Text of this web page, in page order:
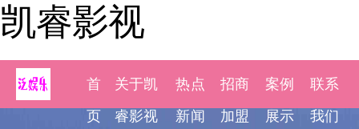
凯睿影视
首
页
关于凯
睿影视
热点
新闻
招商
加盟
案例
展示
联系
我们